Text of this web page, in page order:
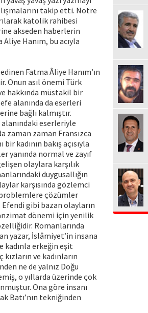
takip etti. Notre
katolik rahibesi
akseden haberlerin
Hanım, bu acıyla
Fatma Âliye Hanım’ın
Onun asıl önemi Türk
hakkında müstakil bir
alanında da eserleri
bağlı kalmıştır.
eserleriyle
zaman zaman Fransızca
kadının bakış açısıyla
yanında normal ve zayıf
olaylara karşılık
duygusallığın
karşısında gözlemci
çözümler
gibi bazan olayların
dönemi için yenilik
Romanlarında
yazar, İslâmiyet’in insana
kadınla erkeğin eşit
ve kadınların
ne de yalnız Doğu
o yıllarda üzerinde çok
Ona göre insanı
Batı’nın tekniğinden